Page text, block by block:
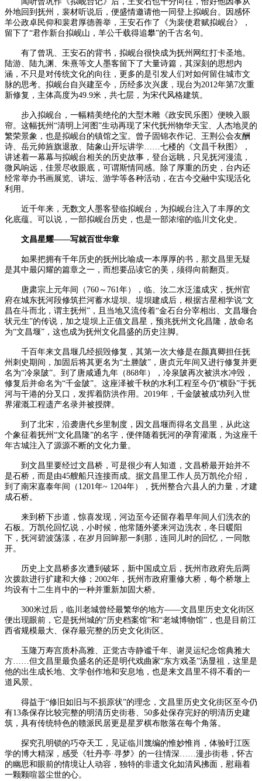
外地回到抚州，裴材听说后，便盛情邀请他一同登上拟岘台。因感怀
羊公政卓民仰和裴君厚德善举，王安石作了《为裴使君赋拟岘台》，
留下了“君作新台拟岘山，羊公千载得追攀”的千古名句。
有了曾巩、王安石的背书，拟岘台很快成为抚州网红打卡圣地。
陆游、陆九渊、朱熹等文人墨客留下了大量诗篇，其深刻的思想内
涵，不只是对传统文化的向往，更多的是引发人们对如何留住城市文
脉的思考。拟岘台自兴建至今，历经多次兴废，现台为2012年第7次重
新修复，主体高度为49.9米，共七层，为宋代风格建筑。
步入拟岘台，一幅精美绝伦的大型木雕《政安民乐图》便映入眼
帘。这幅抚州“清明上河图”生动再现了宋代抚州物华天宝、人杰地灵的
繁荣景象，也是拟岘台的镇馆之宝。曾子固锦衣作记、王荆公会友酬
诗、岳元帅旌旗退敌、陆象山开坛讲学……七楼的《文昌千秋图》，
讲述着一幕幕与拟岘台相关的历史故事，登台远眺，只见抚河漫流，
微风响远，佳景尽收眼底，可谓斯情同感。除了厚重的历史，台内还
经常举办书画展览、讲坛、游学等各种活动，在古今交融中实现活化
利用。
近千年来，无数文人墨客登临拟岘台，为拟岘台注入了丰厚的文
化底蕴。可以说，一部拟岘台历史，也是一部浓缩的临川文化史。
文昌星耀——写就百世华章
如果把拥有千年历史的抚州比喻成一本厚厚的书，那文昌里无疑
是其中最闪耀的篇章之一，而想要品读它的美，须得向前翻页。
唐肃宗上元年间（760～761年），临、汝二水泛滥成灾，抚州官
府在城东抚河段修筑拦河蓄水堤坝。堤坝建成后，根据古星相学说“文
昌在斗而北，谓主抚州”，且当地又流传着“金石台分宰相出、文昌堰合
状元生”的传说，加之堤坝上正值文昌星，预兆抚州文化昌隆，故命名
为“文昌堰”，这也成为抚州文化昌盛的历史注脚。
千百年来文昌堰几经损毁修复，其第一次大修是在颜真卿担任抚
州刺史期间，加固后将其更名为“土塍陂”，唐贞元年间又进行修复并更
名为“冷泉陂”。到了唐咸通九年（868年），冷泉陂再次被洪水冲毁，
修复后并命名为“千金陂”。这座泽被千秋的水利工程至今仍“横卧”于抚
河与干港的分叉口，发挥着防洪作用。2019年，千金陂被成功列入世
界灌溉工程遗产名录并被授牌。
到了北宋，沿袭唐代乡里制度，因文昌堰而得名文昌里，从此这
个象征着抚州“文化昌隆”的名字，便伴随着抚河的孕育灌溉，为这座千
年古城注入了源源不断的文化力量。
到文昌里要经过文昌桥，可是很少有人知道，文昌桥最开始并不
是石桥，而是由45艘船只连接而成。据文昌里工作人员万凯伦介绍，
到了南宋嘉泰年间（1201年~ 1204年），抚州整合六县人的力量，才建
成石桥。
来到桥下步道，惊喜发现，河边至今还留存着早年间人们洗衣的
石板。万凯伦回忆说，小时候，他常随外婆来河边洗衣，冬日暖阳
下，抚河碧波荡漾，在岁月回眸那一刹那，连同儿时的回忆，一同散
开。
历史上文昌桥多次遭到破坏，新中国成立后，抚州市政府先后两
次拨款进行扩建和大修；2002年，抚州市政府重修大桥，每个桥墩上
均设有十二生肖中的一种并重新加固大桥。
300米过后，临川老城曾经最繁华的地方——文昌里历史文化街区
便出现眼前，它是抚州城的“历史档案馆”和“老城博物馆”，也是目前江
西省规模最大、保存最完整的历史文化街区。
玉隆万寿宫质朴高雅、正觉古寺静谧千年、谢灵运纪念馆典雅大
方……但文昌里最负盛名的还是明代戏曲家“东方戏圣”汤显祖，这里是
他的出生成长地、文学创作地和安息地，也是来文昌里不得不看的一
道风景。
得益于“修旧如旧与不损原状”的理念，文昌里历史文化街区至今仍
有13条保存比较完整的明清历史街巷、50多处保存完好的明清历史建
筑，具有传统特色的赣派民居更是星罗棋布散落在每个角落。
探究孔明锁的巧夺天工，见证临川篾编的惟妙惟肖，体验旴江医
学的博大精深，感受《牡丹亭·寻梦》的一往情深……漫步街巷，怀古
的幽思和眼前的情境让人动容，独特的非遗文化如清风拂面，慰藉着
一颗颗喧嚣尘世的心。